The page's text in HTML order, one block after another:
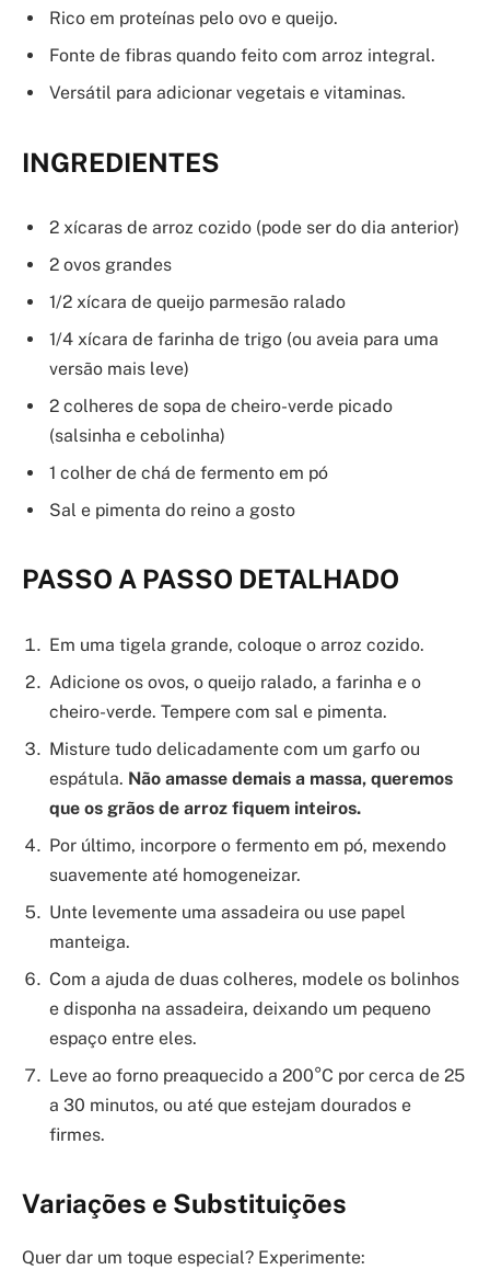
Rico em proteínas pelo ovo e queijo.
Fonte de fibras quando feito com arroz integral.
Versátil para adicionar vegetais e vitaminas.
INGREDIENTES
2 xícaras de arroz cozido (pode ser do dia anterior)
2 ovos grandes
1/2 xícara de queijo parmesão ralado
1/4 xícara de farinha de trigo (ou aveia para uma
versão mais leve)
2 colheres de sopa de cheiro-verde picado
(salsinha e cebolinha)
1 colher de chá de fermento em pó
Sal e pimenta do reino a gosto
PASSO A PASSO DETALHADO
Em uma tigela grande, coloque o arroz cozido.
Adicione os ovos, o queijo ralado, a farinha e o
cheiro-verde. Tempere com sal e pimenta.
Misture tudo delicadamente com um garfo ou
espátula. Não amasse demais a massa, queremos
que os grãos de arroz fiquem inteiros.
Por último, incorpore o fermento em pó, mexendo
suavemente até homogeneizar.
Unte levemente uma assadeira ou use papel
manteiga.
Com a ajuda de duas colheres, modele os bolinhos
e disponha na assadeira, deixando um pequeno
espaço entre eles.
Leve ao forno preaquecido a 200°C por cerca de 25
a 30 minutos, ou até que estejam dourados e
firmes.
Variações e Substituições
Quer dar um toque especial? Experimente: